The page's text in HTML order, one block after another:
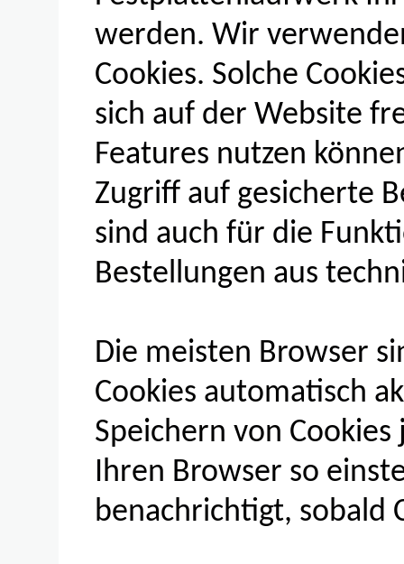
werden. Wir
Cookies. Solche
sich auf der Website
Features nutzen
Zugriff auf gesicherte
sind auch für die
Bestellungen aus
Die meisten Browser
Cookies automatisch
Speichern von
Ihren Browser so
benachrichtigt, sobald